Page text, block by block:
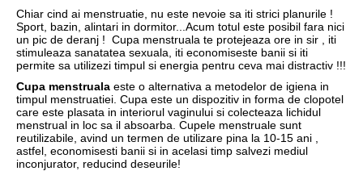
Chiar cind ai menstruatie, nu este nevoie sa iti strici planurile !
Sport, bazin, alintari in dormitor...Acum totul este posibil fara nici
un pic de deranj ! Cupa menstruala te protejeaza ore in sir , iti
stimuleaza sanatatea sexuala, iti economiseste banii si iti
permite sa utilizezi timpul si energia pentru ceva mai distractiv !!!
Cupa menstruala este o alternativa a metodelor de igiena in
timpul menstruatiei. Cupa este un dispozitiv in forma de clopotel
care este plasata in interiorul vaginului si colecteaza lichidul
menstrual in loc sa il absoarba. Cupele menstruale sunt
reutilizabile, avind un termen de utilizare pina la 10-15 ani ,
astfel, economisesti banii si in acelasi timp salvezi mediul
inconjurator, reducind deseurile!